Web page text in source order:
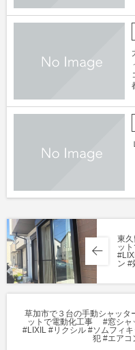
東
ッ
ン #
草加市で３台の手動シャッタ
ットで電動化工事 #窓シャ
#LIXIL #リクシル #ソムフィ
犯 #エアコ